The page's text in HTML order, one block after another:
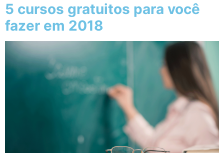
5 cursos gratuitos para você
fazer em 2018